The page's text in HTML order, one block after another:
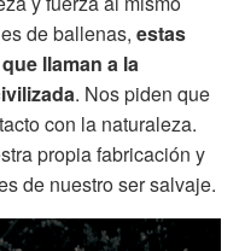
de ballenas, estas
llaman a la
. Nos piden que
con la naturaleza.
propia fabricación y
de nuestro ser salvaje.